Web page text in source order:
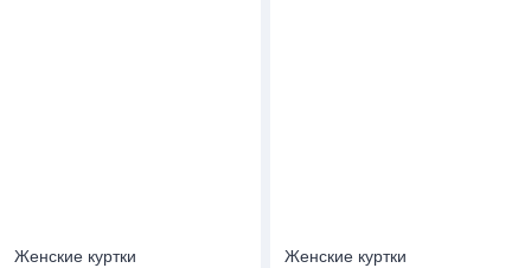
Женские куртки Женские куртки